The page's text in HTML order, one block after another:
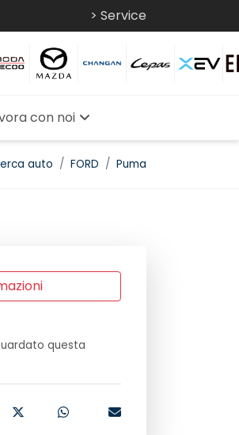
> Service
con noi
auto FORD Puma
questa